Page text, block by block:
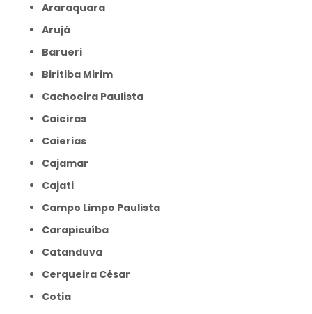
Araraquara
Arujá
Barueri
Biritiba Mirim
Cachoeira Paulista
Caieiras
Caierias
Cajamar
Cajati
Campo Limpo Paulista
Carapicuíba
Catanduva
Cerqueira César
Cotia